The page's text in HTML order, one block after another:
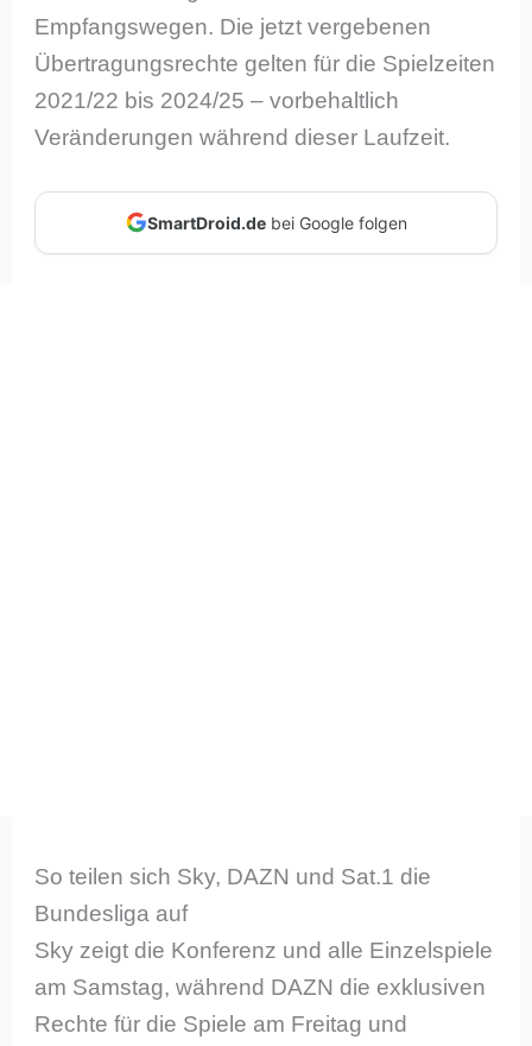
Empfangswegen. Die jetzt vergebenen
Übertragungsrechte gelten für die Spielzeiten
2021/22 bis 2024/25 – vorbehaltlich
Veränderungen während dieser Laufzeit.
SmartDroid.debei Google folgen
So teilen sich Sky, DAZN und Sat.1 die
Bundesliga auf
Sky zeigt die Konferenz und alle Einzelspiele
am Samstag, während DAZN die exklusiven
Rechte für die Spiele am Freitag und